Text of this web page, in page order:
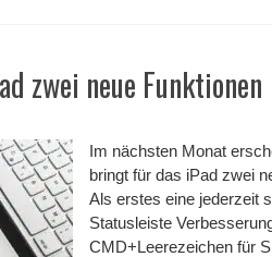
zwei neue Funktionen
Im nächsten Monat
bringt für das iPad zwei
Als erstes eine jederzeit
Statusleiste
CMD+Leerezeichen für